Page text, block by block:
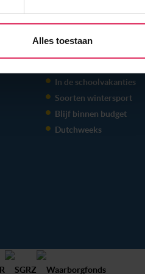
over jouw gebruik van onze site
kunnen deze gegevens
kies voor ‘verander jouw
Alles toestaan
THEMA'S
In de schoolvakanties
Soorten wintersport
Blijf binnen budget
Dutchweeks